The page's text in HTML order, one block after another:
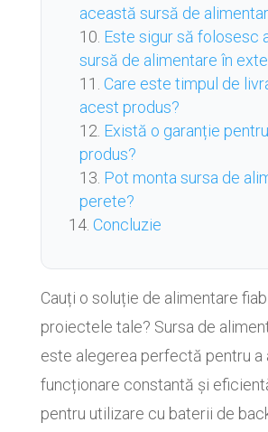
această sursă de
Este sigur să folosesc
sursă de alimentare în
Care este timpul de
acest produs?
Există o garanție
produs?
Pot monta sursa de
perete?
Concluzie
Cauți o soluție de alimentare
proiectele tale? Sursa de
este alegerea perfectă pentru a
funcționare constantă și
pentru utilizare cu baterii de